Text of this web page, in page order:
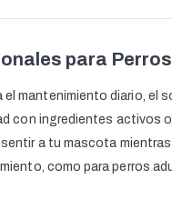
para Perros
mantenimiento diario, el
con ingredientes activos
a tu mascota
como para perros